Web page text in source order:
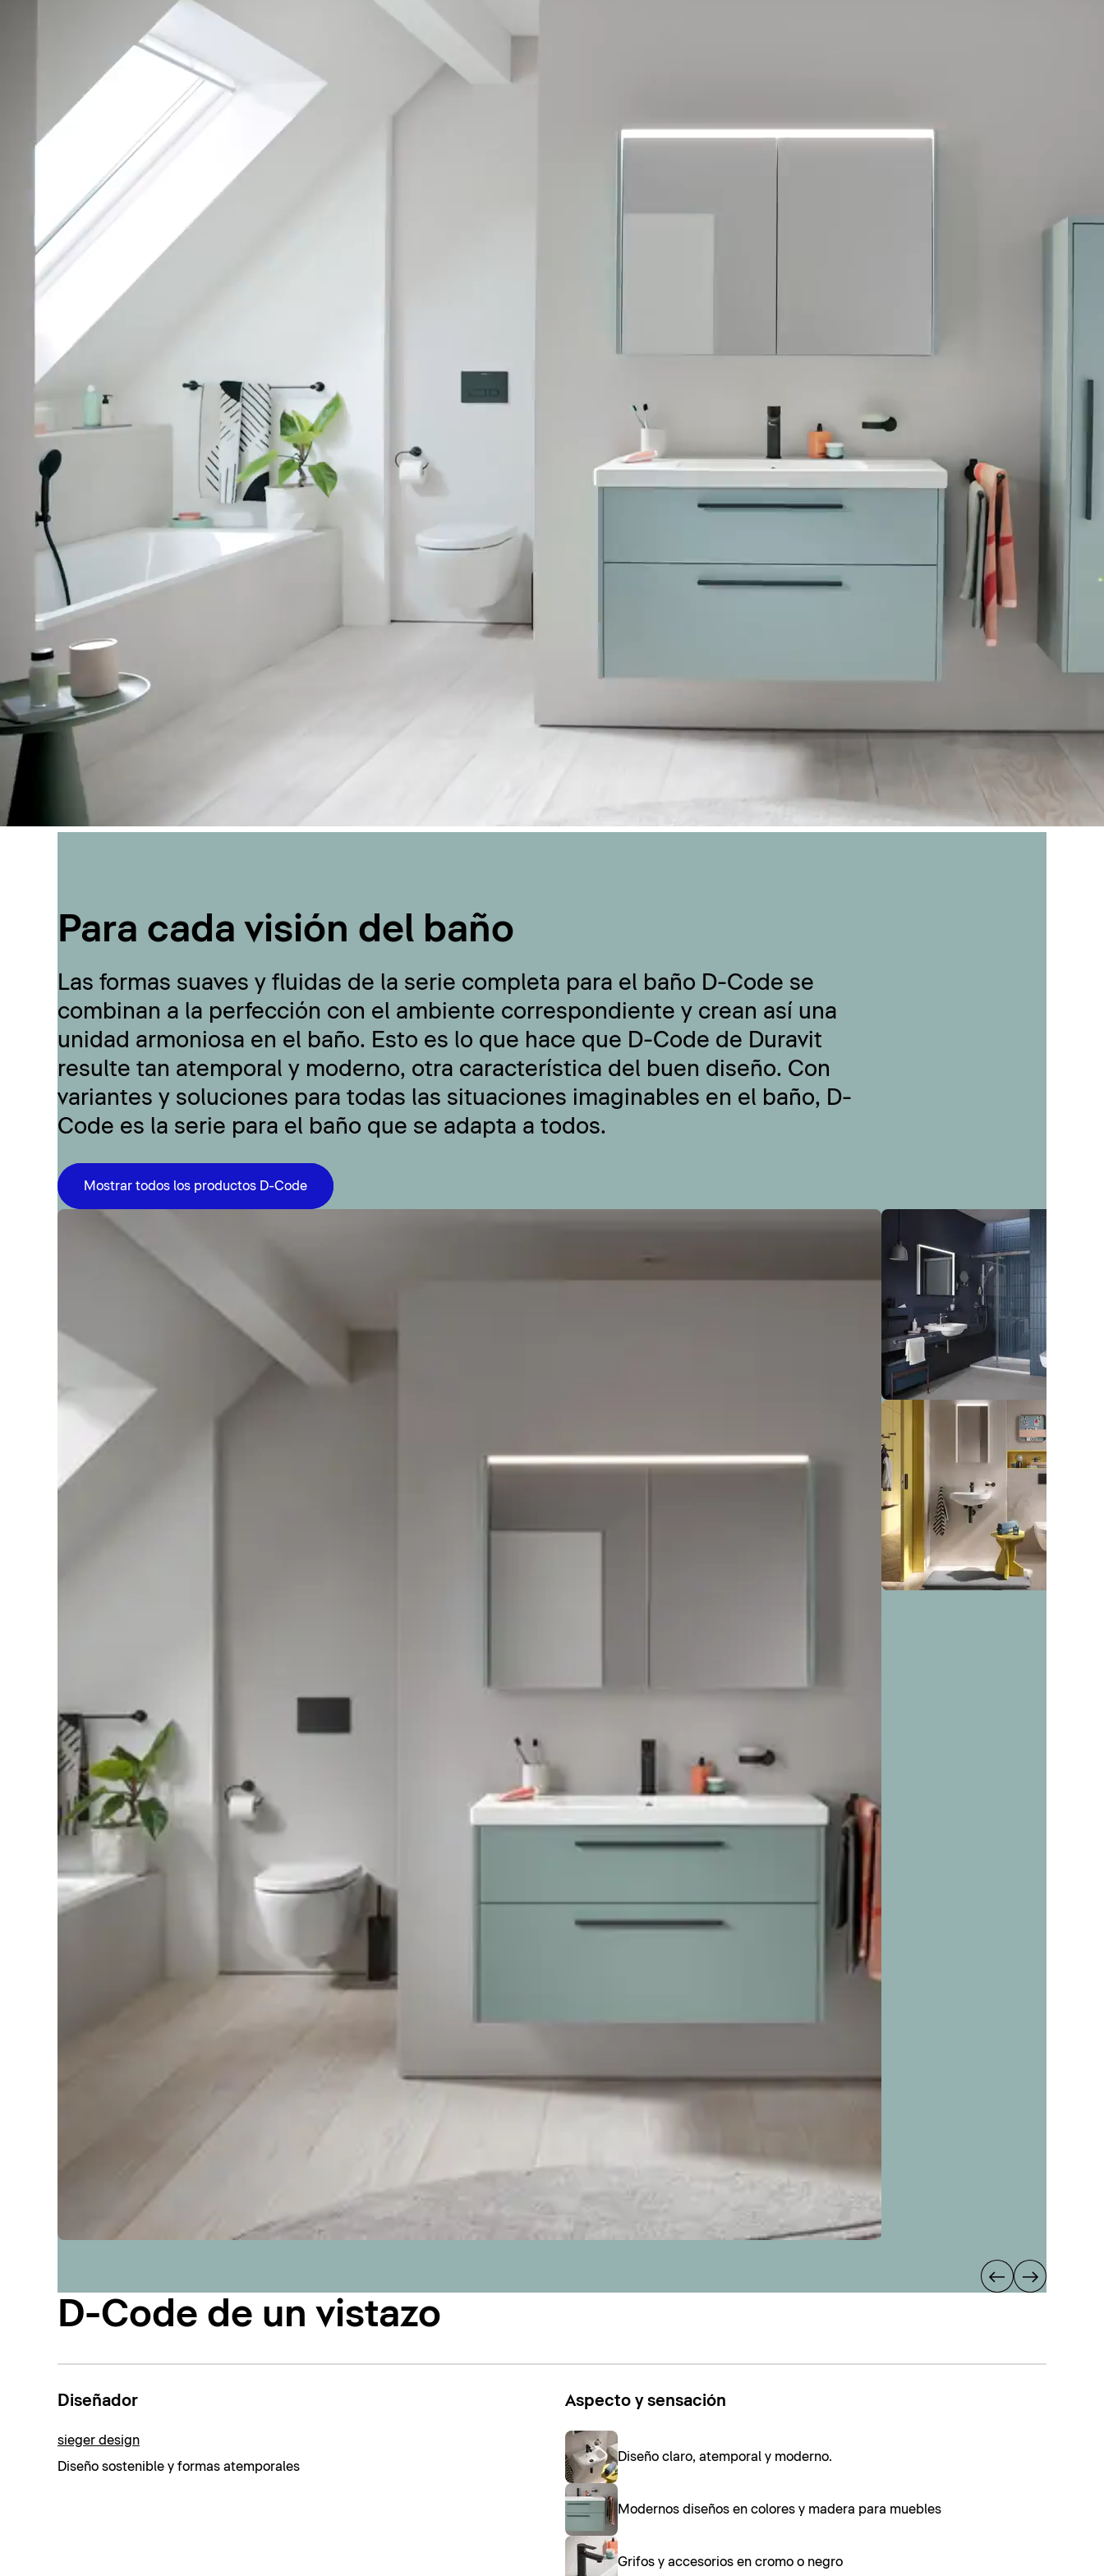
Para cada visión del baño
Las formas suaves y fluidas de la serie completa para el baño D-Code se
combinan a la perfección con el ambiente correspondiente y crean así una
unidad armoniosa en el baño. Esto es lo que hace que D-Code de Duravit
resulte tan atemporal y moderno, otra característica del buen diseño. Con
variantes y soluciones para todas las situaciones imaginables en el baño, D-
Code es la serie para el baño que se adapta a todos.
Mostrar todos los productos D-Code
D-Code de un vistazo
Diseñador
sieger design
Diseño sostenible y formas atemporales
Aspecto y sensación
Diseño claro, atemporal y moderno.
Modernos diseños en colores y madera para muebles
Grifos y accesorios en cromo o negro